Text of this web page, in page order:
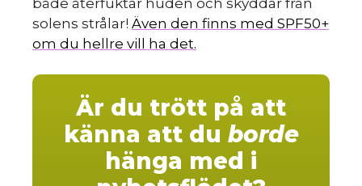
solens strålar! Även den finns med SPF50+
om du hellre vill ha det.
Är du trött på att
känna att du borde
hänga med i